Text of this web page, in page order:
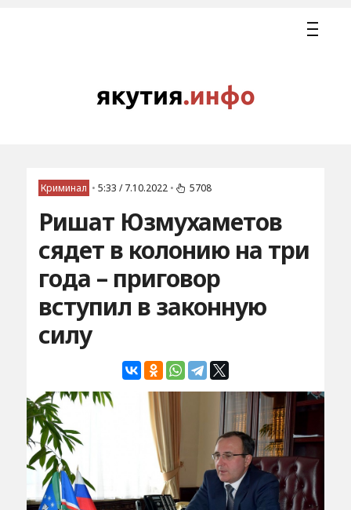
Криминал • 5:33 / 7.10.2022 • 5708
Ришат Юзмухаметов
сядет в колонию на три
года – приговор
вступил в законную
силу